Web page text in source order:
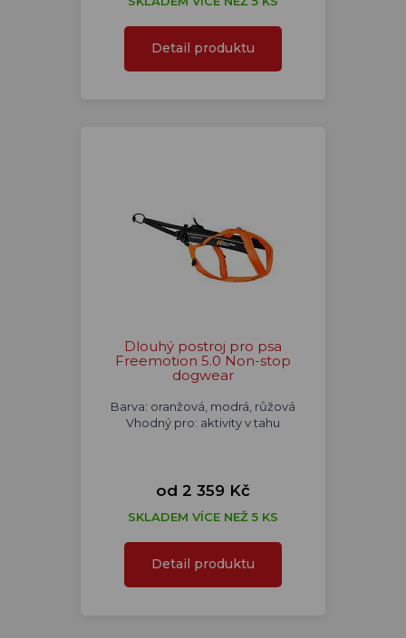
Detail produktu
Dlouhý postroj pro psa
Freemotion 5.0 Non-stop
dogwear
Barva: oranžová, modrá, růžová
Vhodný pro: aktivity v tahu
od 2 359 Kč
SKLADEM VÍCE NEŽ 5 KS
Detail produktu